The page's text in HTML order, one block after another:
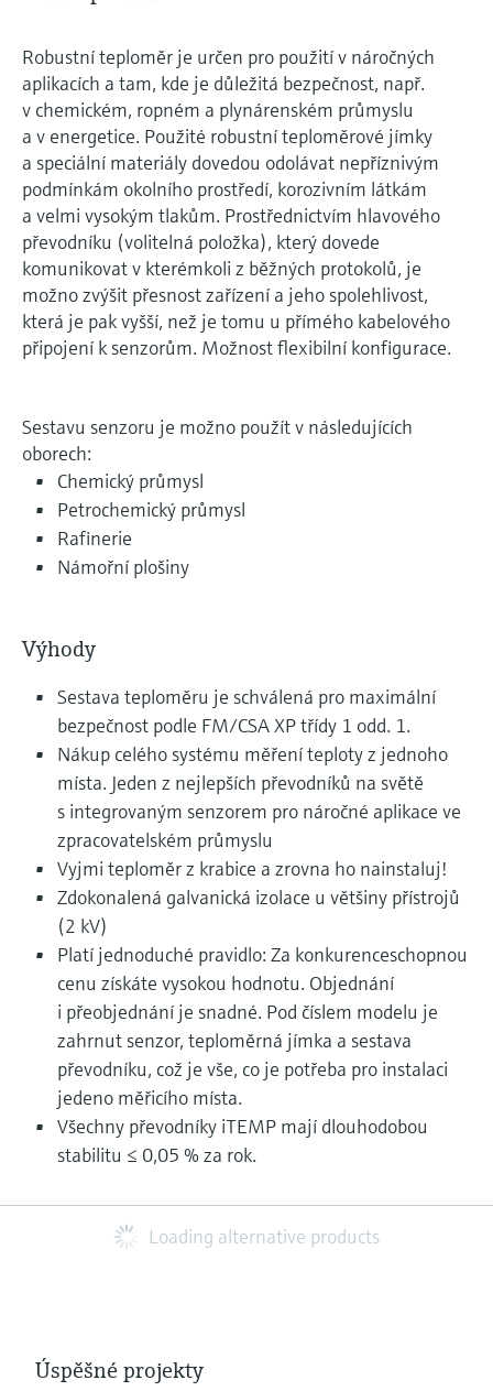
Robustní teploměr je určen pro použití v náročných
aplikacích a tam, kde je důležitá bezpečnost, např.
v chemickém, ropném a plynárenském průmyslu
a v energetice. Použité robustní teploměrové jímky
a speciální materiály dovedou odolávat nepříznivým
podmínkám okolního prostředí, korozivním látkám
a velmi vysokým tlakům. Prostřednictvím hlavového
převodníku (volitelná položka), který dovede
komunikovat v kterémkoli z běžných protokolů, je
možno zvýšit přesnost zařízení a jeho spolehlivost,
která je pak vyšší, než je tomu u přímého kabelového
připojení k senzorům. Možnost flexibilní konfigurace.
Sestavu senzoru je možno použít v následujících
oborech:
Chemický průmysl
Petrochemický průmysl
Rafinerie
Námořní plošiny
Výhody
Sestava teploměru je schválená pro maximální
bezpečnost podle FM/CSA XP třídy 1 odd. 1.
Nákup celého systému měření teploty z jednoho
místa. Jeden z nejlepších převodníků na světě
s integrovaným senzorem pro náročné aplikace ve
zpracovatelském průmyslu
Vyjmi teploměr z krabice a zrovna ho nainstaluj!
Zdokonalená galvanická izolace u většiny přístrojů
(2 kV)
Platí jednoduché pravidlo: Za konkurenceschopnou
cenu získáte vysokou hodnotu. Objednání
i přeobjednání je snadné. Pod číslem modelu je
zahrnut senzor, teploměrná jímka a sestava
převodníku, což je vše, co je potřeba pro instalaci
jedeno měřicího místa.
Všechny převodníky iTEMP mají dlouhodobou
stabilitu ≤ 0,05 % za rok.
Loading alternative products
Úspěšné projekty